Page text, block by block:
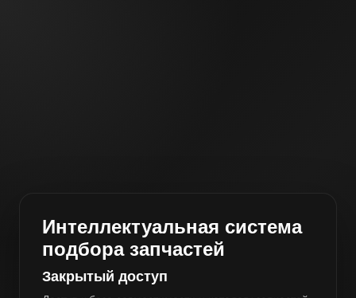
Интеллектуальная система
подбора запчастей
Закрытый доступ